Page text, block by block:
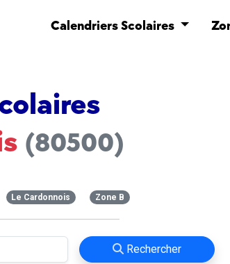
Calendriers Scolaires
(80500)
Le Cardonnois Zone B
Rechercher